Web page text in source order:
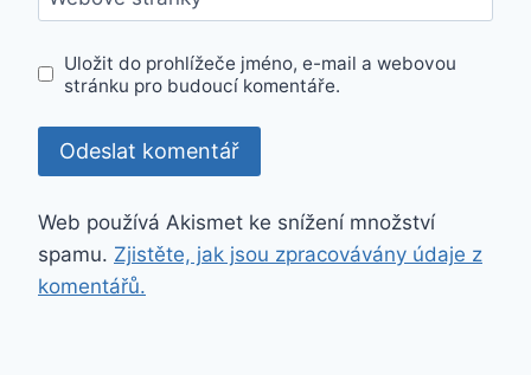
Uložit do prohlížeče jméno, e-mail a webovou
stránku pro budoucí komentáře.
Web používá Akismet ke snížení množství
spamu. Zjistěte, jak jsou zpracovávány údaje z
komentářů.